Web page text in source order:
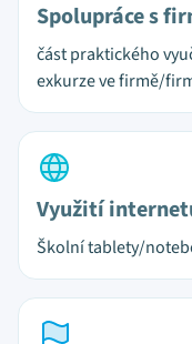
Spolupráce s
část praktického
exkurze ve firmě/
Využití
Školní tablety/